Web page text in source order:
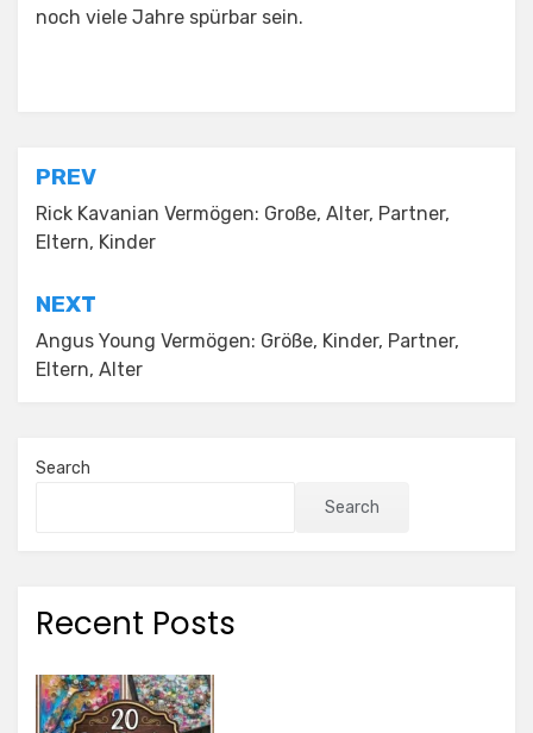
noch viele Jahre spürbar sein.
Post
navigation
PREV
Rick Kavanian Vermögen: Große, Alter, Partner,
Eltern, Kinder
NEXT
Angus Young Vermögen: Größe, Kinder, Partner,
Eltern, Alter
Search
Search
Recent Posts